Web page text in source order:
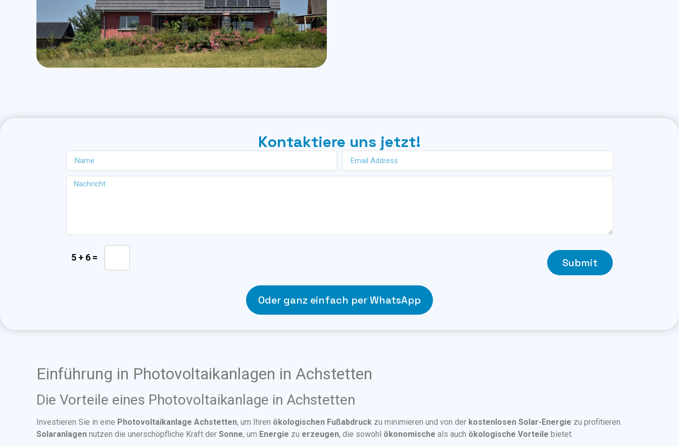
Kontaktiere uns jetzt!
5 + 6 = Submit
Oder ganz einfach per WhatsApp
Einführung in Photovoltaikanlagen in Achstetten
Die Vorteile eines Photovoltaikanlage in Achstetten
Investieren Sie in eine Photovoltaikanlage Achstetten, um Ihren ökologischen Fußabdruck zu minimieren und von der kostenlosen Solar-Energie zu profitieren.
Solaranlagen nutzen die unerschöpfliche Kraft der Sonne, um Energie zu erzeugen, die sowohl ökonomische als auch ökologische Vorteile bietet.